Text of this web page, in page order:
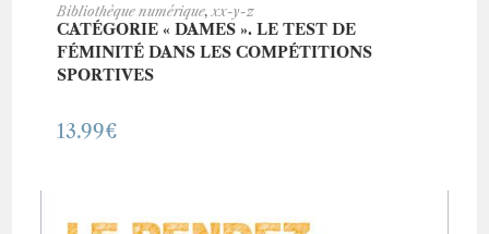
ACHETER CE LIVRE
Bibliothèque numérique,xx-y-z
CATÉGORIE « DAMES ». LE TEST DE
FÉMINITÉ DANS LES COMPÉTITIONS
SPORTIVES
13.99€